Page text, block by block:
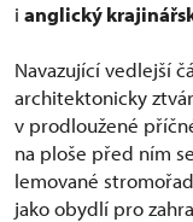
i anglický
Navazující vedlejší
architektonicky
v prodloužené
na ploše před ním
lemované
jako obydlí pro